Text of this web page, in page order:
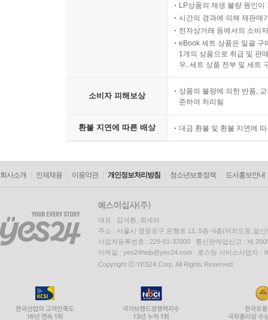
LP상품의 재생 불량 원인
시간의 경과에 의해 재판매
전자상거래 등에서의 소비
eBook 세트 상품은 일괄 구
1개의 상품으로 취급 및 판
우, 세트 상품 전부 및 세트
소비자 피해보상
상품의 불량에 의한 반품,
준하여 처리됨
환불 지연에 따른 배상 대금 환불 및 환불 지연에
회사소개 인재채용 이용약관 개인정보처리방침 청소년보호정책 도서홍보안내
대표 : 김석환, 최세라
주소 : 서울시 영등포구 은행로 11, 5층~6층(여의도동,일신
사업자등록번호 : 229-81-37000 통신판매업신고 : 제
이메일 : yes24help@yes24.com 호스팅 서비스사업자 :
Copyright ⓒ YES24 Corp. All Rights Reserved.